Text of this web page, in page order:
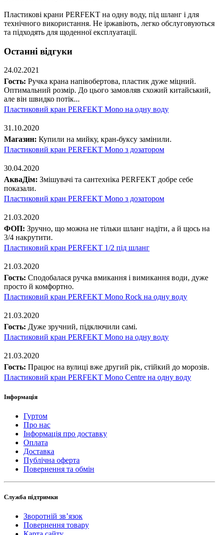
Пластикові крани PERFEKT на одну воду, під шланг і для
технічного використання. Не іржавіють, легко обслуговуються
та підходять для щоденної експлуатації.
Останні відгуки
24.02.2021
Гость: Ручка крана напівобертова, пластик дуже міцний.
Оптимальний розмір. До цього замовляв схожий китайський,
але він швидко потік...
Пластиковий кран PERFEKT Mono на одну воду
31.10.2020
Магазин: Купили на мийку, кран-буксу замінили.
Пластиковий кран PERFEKT Mono з дозатором
30.04.2020
АкваДім: Змішувачі та сантехніка PERFEKT добре себе
показали.
Пластиковий кран PERFEKT Mono з дозатором
21.03.2020
ФОП: Зручно, що можна не тільки шланг надіти, а й щось на
3/4 накрутити.
Пластиковий кран PERFEKT 1/2 під шланг
21.03.2020
Гость: Сподобалася ручка вмикання і вимикання води, дуже
просто й комфортно.
Пластиковий кран PERFEKT Mono Rock на одну воду
21.03.2020
Гость: Дуже зручний, підключили самі.
Пластиковий кран PERFEKT Mono на одну воду
21.03.2020
Гость: Працює на вулиці вже другий рік, стійкий до морозів.
Пластиковий кран PERFEKT Mono Centre на одну воду
Інформація
Гуртом
Про нас
Інформація про доставку
Оплата
Доставка
Публічна оферта
Повернення та обмін
Служба підтримки
Зворотній зв’язок
Повернення товару